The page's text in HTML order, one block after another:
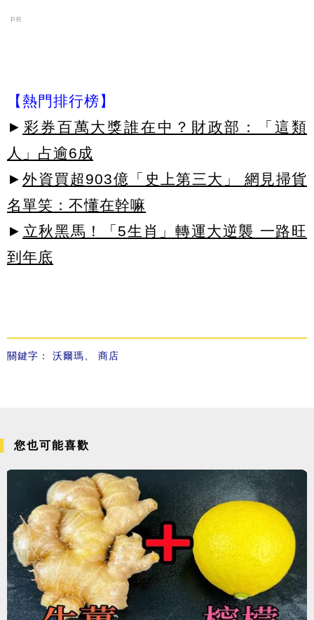
PR
【熱門排行榜】
► 彩券百萬大獎誰在中？財政部：「這類
人」占逾6成
► 外資買超903億「史上第三大」 網見掃貨
名單笑：不懂在幹嘛
► 立秋黑馬！「5生肖」轉運大逆襲 一路旺
到年底
關鍵字： 沃爾瑪 商店
您也可能喜歡